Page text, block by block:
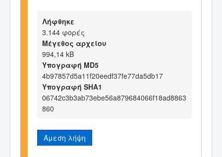
Λήφθηκε
3.144 φορές
Μέγεθος αρχείου
994,14 kB
Υπογραφή MD5
4b97857d5a11f20eedf37fe77da5db17
Υπογραφή SHA1
06742c3b3ab73ebe56a879684066f18ad8863
860
Άμεση λήψη